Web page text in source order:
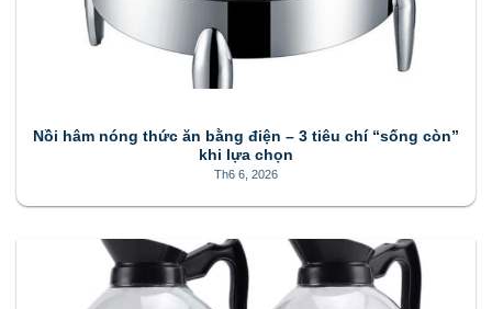
Nồi hâm nóng thức ăn bằng điện – 3 tiêu chí “sống còn”
khi lựa chọn
Th6 6, 2026